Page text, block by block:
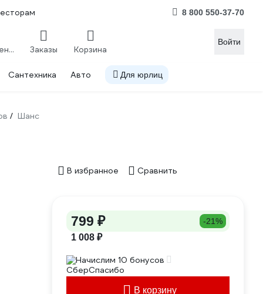
8 800 550-37-70
Сравнение Заказы Корзина
Войти
Сантехника Авто Для юрлиц
/ Шанс
В избранное Сравнить
799 ₽ -21%
1 008 ₽
Начислим 10 бонусов
В корзину